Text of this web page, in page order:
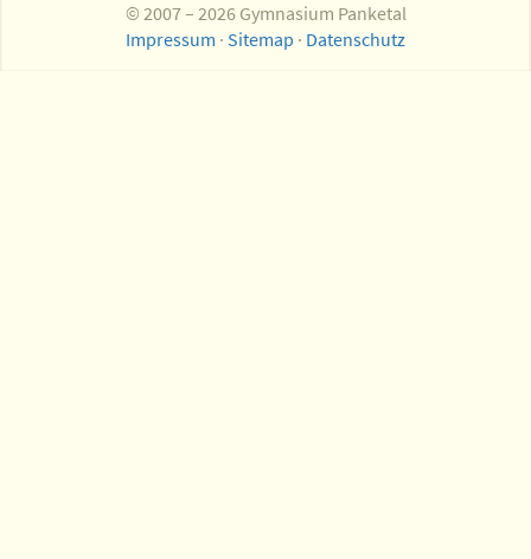
© 2007 – 2026 Gymnasium Panketal
Impressum · Sitemap · Datenschutz